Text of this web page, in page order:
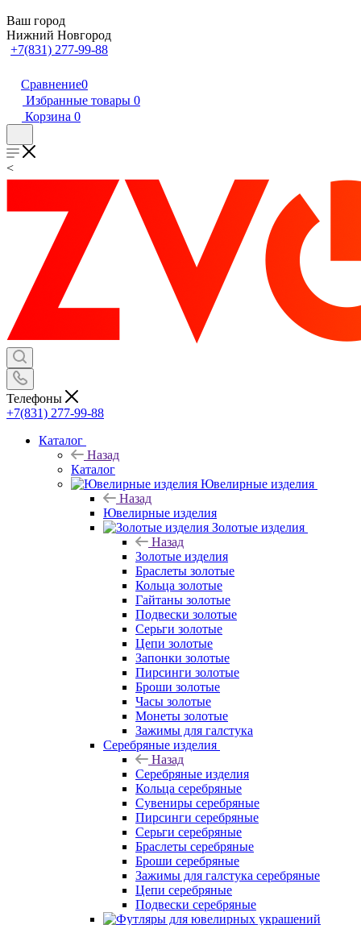
Ваш город
Нижний Новгород
+7(831) 277-99-88
Сравнение0
Избранные товары 0
Корзина 0
<
Телефоны
+7(831) 277-99-88
Каталог
Назад
Каталог
Ювелирные изделия
Назад
Ювелирные изделия
Золотые изделия
Назад
Золотые изделия
Браслеты золотые
Кольца золотые
Гайтаны золотые
Подвески золотые
Серьги золотые
Цепи золотые
Запонки золотые
Пирсинги золотые
Броши золотые
Часы золотые
Монеты золотые
Зажимы для галстука
Серебряные изделия
Назад
Серебряные изделия
Кольца серебряные
Сувениры серебряные
Пирсинги серебряные
Серьги серебряные
Браслеты серебряные
Броши серебряные
Зажимы для галстука серебряные
Цепи серебряные
Подвески серебряные